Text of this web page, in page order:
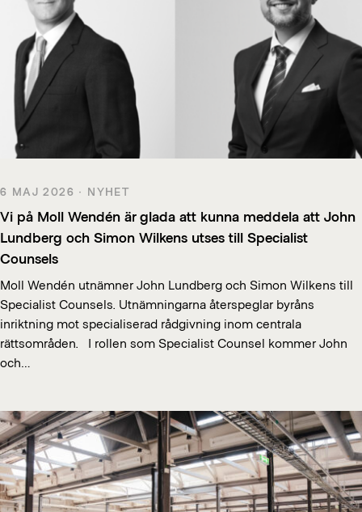
6 MAJ 2026 · NYHET
Vi på Moll Wendén är glada att kunna meddela att John
Lundberg och Simon Wilkens utses till Specialist
Counsels
Moll Wendén utnämner John Lundberg och Simon Wilkens till
Specialist Counsels. Utnämningarna återspeglar byråns
inriktning mot specialiserad rådgivning inom centrala
rättsområden. I rollen som Specialist Counsel kommer John
och…